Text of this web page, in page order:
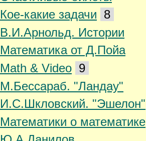
Кое-какие задачи 8
В.И.Арнольд. Истории
Математика от Д.Пойа
Math & Video 9
М.Бессараб. "Ландау"
И.С.Шкловский. "Эшелон"
Математики о математике